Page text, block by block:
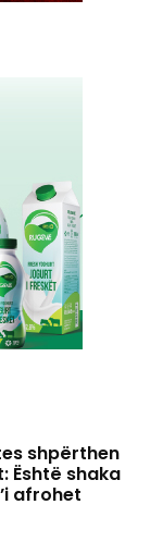
shpërthen
Është shaka
afrohet